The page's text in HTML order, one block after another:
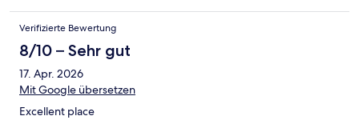
Verifizierte Bewertung
8/10 – Sehr gut
17. Apr. 2026
Mit Google übersetzen
Excellent place